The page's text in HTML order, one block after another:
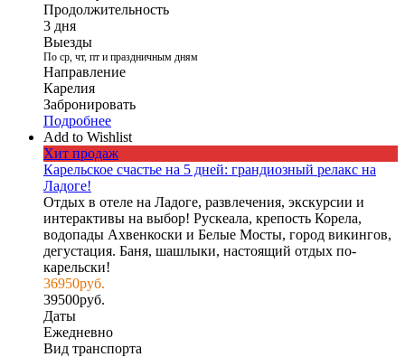
Продолжительность
3 дня
Выезды
По ср, чт, пт и праздничным дням
Направление
Карелия
Забронировать
Подробнее
Add to Wishlist
Хит продаж
Карельское счастье на 5 дней: грандиозный релакс на
Ладоге!
Отдых в отеле на Ладоге, развлечения, экскурсии и
интерактивы на выбор! Рускеала, крепость Корела,
водопады Ахвенкоски и Белые Мосты, город викингов,
дегустация. Баня, шашлыки, настоящий отдых по-
карельски!
36950руб.
39500руб.
Даты
Ежедневно
Вид транспорта